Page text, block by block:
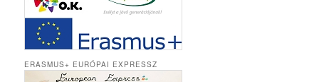
ERASMUS+ EURÓPAI EXPRESSZ